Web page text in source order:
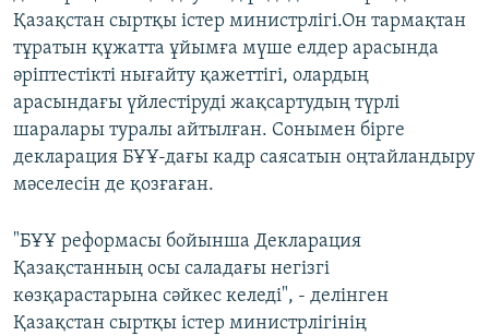
Қазақстан сыртқы істер министрлігі.Он тармақтан
тұратын құжатта ұйымға мүше елдер арасында
әріптестікті нығайту қажеттігі, олардың
арасындағы үйлестіруді жақсартудың түрлі
шаралары туралы айтылған. Сонымен бірге
декларация БҰҰ-дағы кадр саясатын оңтайландыру
мәселесін де қозғаған.
"БҰҰ реформасы бойынша Декларация
Қазақстанның осы саладағы негізгі
көзқарастарына сәйкес келеді", - делінген
Қазақстан сыртқы істер министрлігінің